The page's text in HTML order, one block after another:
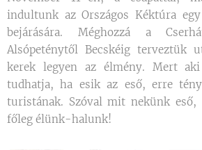
indultunk az Országos Kéktúra egy
bejárására. Méghozzá a
Alsópeténytől Becskéig terveztük
kerek legyen az élmény. Mert
tudhatja, ha esik az eső, erre
turistának. Szóval mit nekünk eső,
főleg élünk-halunk!